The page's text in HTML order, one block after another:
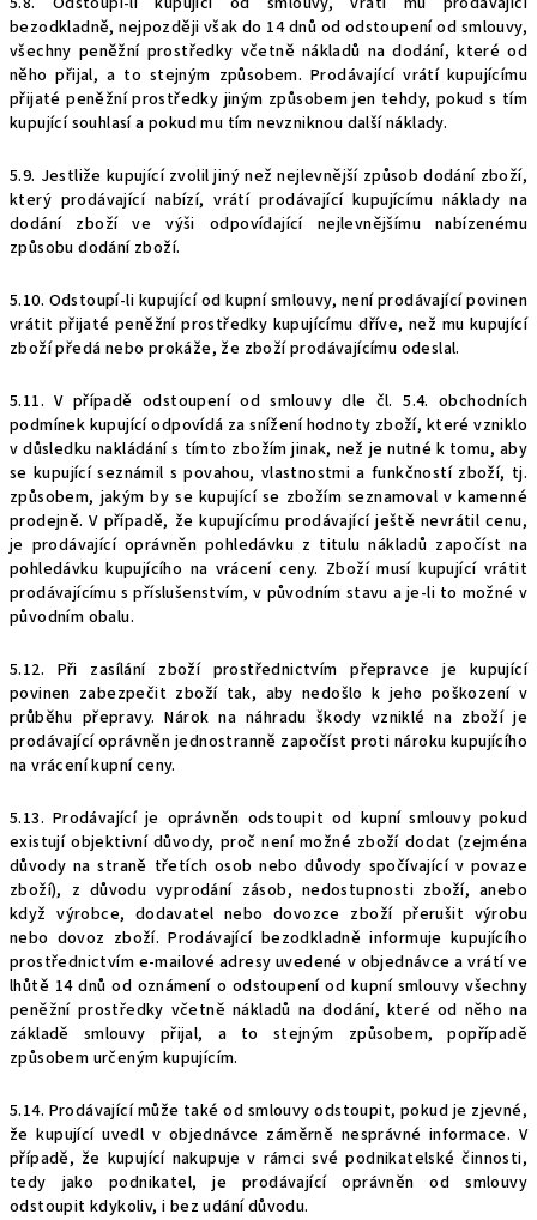
bezodkladně, nejpozději však do 14 dnů od odstoupení od smlouvy,
všechny peněžní prostředky včetně nákladů na dodání, které od
něho přijal, a to stejným způsobem. Prodávající vrátí kupujícímu
přijaté peněžní prostředky jiným způsobem jen tehdy, pokud s tím
kupující souhlasí a pokud mu tím nevzniknou další náklady.
5.9. Jestliže kupující zvolil jiný než nejlevnější způsob dodání zboží,
který prodávající nabízí, vrátí prodávající kupujícímu náklady na
dodání zboží ve výši odpovídající nejlevnějšímu nabízenému
způsobu dodání zboží.
5.10. Odstoupí-li kupující od kupní smlouvy, není prodávající povinen
vrátit přijaté peněžní prostředky kupujícímu dříve, než mu kupující
zboží předá nebo prokáže, že zboží prodávajícímu odeslal.
5.11. V případě odstoupení od smlouvy dle čl.5.4. obchodních
podmínek kupující odpovídá za snížení hodnoty zboží, které vzniklo
v důsledku nakládání s tímto zbožím jinak, než je nutné k tomu, aby
se kupující seznámil s povahou, vlastnostmi a funkčností zboží, tj.
způsobem, jakým by se kupující se zbožím seznamoval v kamenné
prodejně. V případě, že kupujícímu prodávající ještě nevrátil cenu,
je prodávající oprávněn pohledávku z titulu nákladů započíst na
pohledávku kupujícího na vrácení ceny. Zboží musí kupující vrátit
prodávajícímu s příslušenstvím, v původním stavu a je-li to možné v
původním obalu.
5.12. Při zasílání zboží prostřednictvím přepravce je kupující
povinen zabezpečit zboží tak, aby nedošlo k jeho poškození v
průběhu přepravy. Nárok na náhradu škody vzniklé na zboží je
prodávající oprávněn jednostranně započíst proti nároku kupujícího
na vrácení kupní ceny.
5.13. Prodávající je oprávněn odstoupit od kupní smlouvy pokud
existují objektivní důvody, proč není možné zboží dodat (zejména
důvody na straně třetích osob nebo důvody spočívající v povaze
zboží), z důvodu vyprodání zásob, nedostupnosti zboží, anebo
když výrobce, dodavatel nebo dovozce zboží přerušit výrobu
nebo dovoz zboží. Prodávající bezodkladně informuje kupujícího
prostřednictvím e-mailové adresy uvedené v objednávce a vrátí ve
lhůtě 14 dnů od oznámení o odstoupení od kupní smlouvy všechny
peněžní prostředky včetně nákladů na dodání, které od něho na
základě smlouvy přijal, a to stejným způsobem, popřípadě
způsobem určeným kupujícím.
5.14. Prodávající může také od smlouvy odstoupit, pokud je zjevné,
že kupující uvedl v objednávce záměrně nesprávné informace. V
případě, že kupující nakupuje v rámci své podnikatelské činnosti,
tedy jako podnikatel, je prodávající oprávněn od smlouvy
odstoupit kdykoliv, i bez udání důvodu.